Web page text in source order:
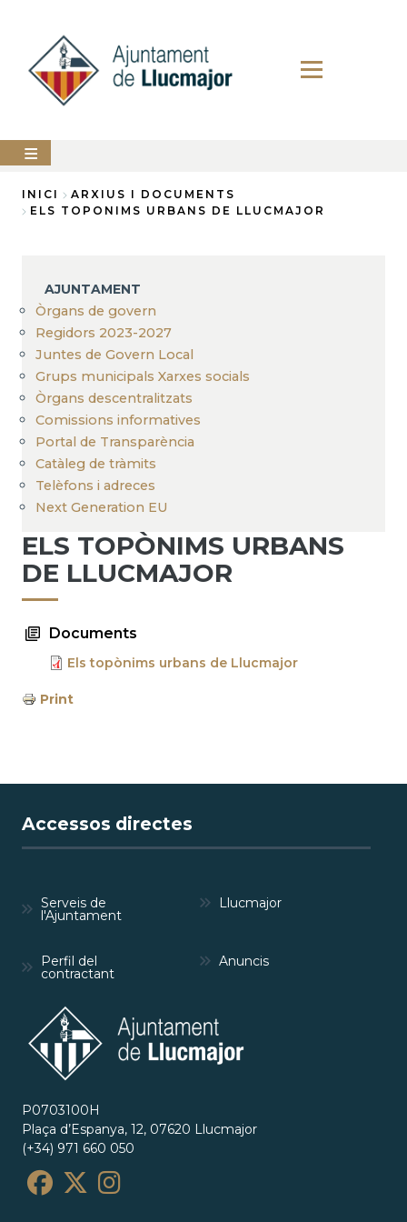
contingut
AJUNTAMENT
PERFIL
DEL
CONTRACTANT
ANUNCIS
INICI
ARXIUS I DOCUMENTS
ELS TOPONIMS URBANS DE LLUCMAJOR
AJUNTAMENT
Òrgans de govern
Regidors 2023-2027
Juntes de Govern Local
Grups municipals Xarxes socials
Òrgans descentralitzats
Comissions informatives
Portal de Transparència
Catàleg de tràmits
Telèfons i adreces
Next Generation EU
ELS TOPÒNIMS URBANS
DE LLUCMAJOR
Documents
Els topònims urbans de Llucmajor
Print
Accessos directes
Serveis de
l'Ajuntament
Llucmajor
Perfil del
contractant
Anuncis
P0703100H
Plaça d’Espanya, 12, 07620 Llucmajor
(+34) 971 660 050